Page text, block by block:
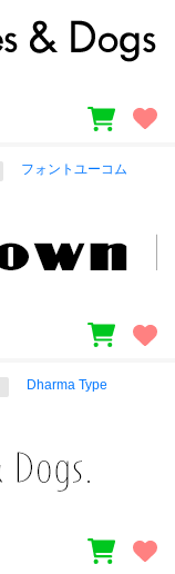
フォントユーコム
Dharma Type